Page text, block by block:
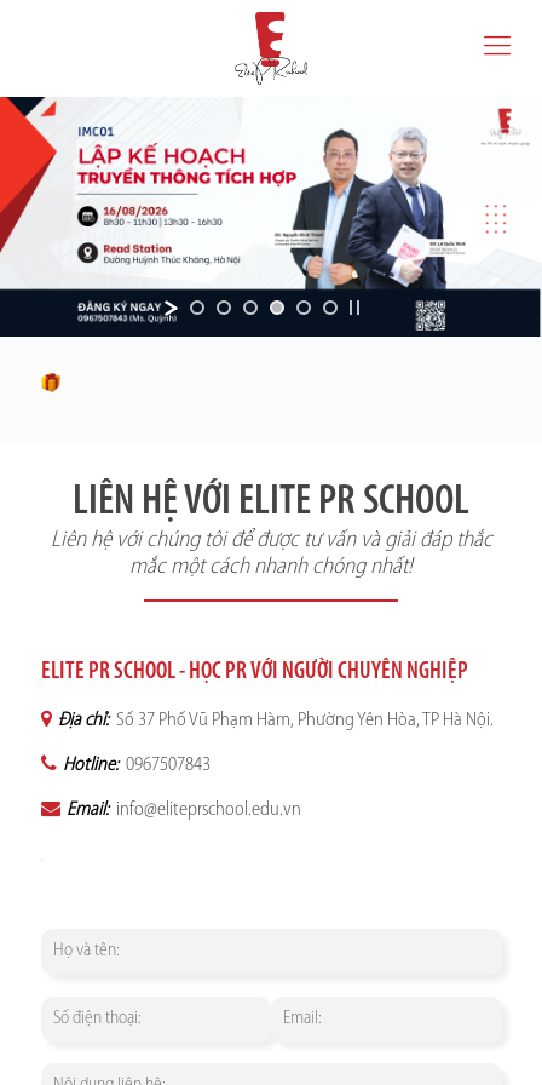
LIÊN HỆ VỚI ELITE PR SCHOOL
Liên hệ với chúng tôi để được tư vấn và giải đáp thắc
mắc một cách nhanh chóng nhất!
ELITE PR SCHOOL - HỌC PR VỚI NGƯỜI CHUYÊN NGHIỆP
Địa chỉ: Số 37 Phố Vũ Phạm Hàm, Phường Yên Hòa, TP Hà Nội.
Hotline: 0967507843
Email: info@eliteprschool.edu.vn